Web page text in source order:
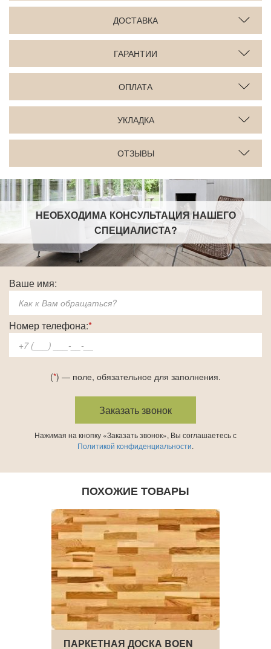
ДОСТАВКА
ГАРАНТИИ
ОПЛАТА
УКЛАДКА
ОТЗЫВЫ
НЕОБХОДИМА КОНСУЛЬТАЦИЯ НАШЕГО
СПЕЦИАЛИСТА?
Ваше имя:
Номер телефона:*
(*) — поле, обязательное для заполнения.
Нажимая на кнопку «Заказать звонок», Вы соглашаетесь с
Политикой конфиденциальности.
ПОХОЖИЕ ТОВАРЫ
ПАРКЕТНАЯ ДОСКА BOEN